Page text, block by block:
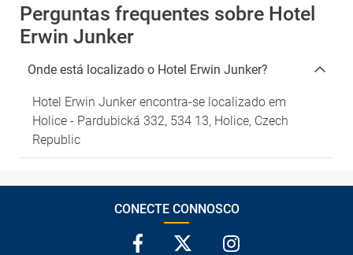
Perguntas frequentes sobre Hotel
Erwin Junker
Onde está localizado o Hotel Erwin Junker?
Hotel Erwin Junker encontra-se localizado em
Holice - Pardubická 332, 534 13, Holice, Czech
Republic
CONECTE CONNOSCO